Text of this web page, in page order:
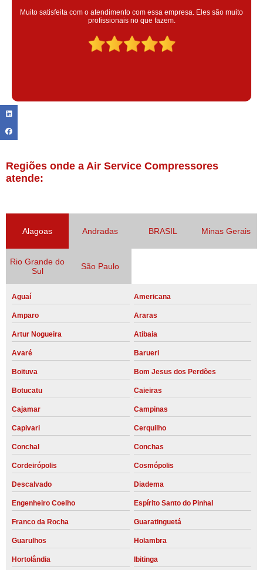
Super satisfeita com o serviço prestado, atendimento muito bom!
colaoradores educado e transparente, destaque para o colaborador
Claudinei excelente profissional!
Regiões onde a Air Service Compressores
atende:
Alagoas Andradas BRASIL Minas Gerais
Rio Grande do
Sul
São Paulo
Aguaí Americana
Amparo Araras
Artur Nogueira Atibaia
Avaré Barueri
Boituva Bom Jesus dos Perdões
Botucatu Caieiras
Cajamar Campinas
Capivari Cerquilho
Conchal Conchas
Cordeirópolis Cosmópolis
Descalvado Diadema
Engenheiro Coelho Espírito Santo do Pinhal
Franco da Rocha Guaratinguetá
Guarulhos Holambra
Hortolândia Ibitinga